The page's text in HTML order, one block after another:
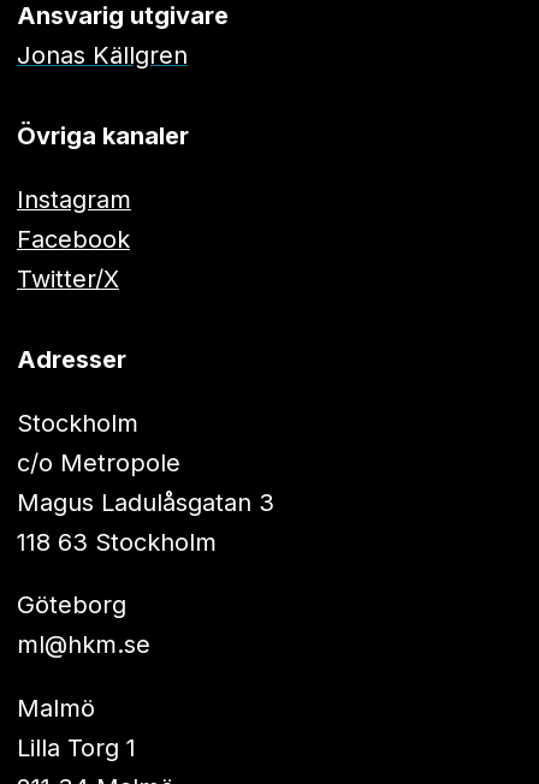
Ansvarig utgivare
Jonas Källgren
Övriga kanaler
Instagram
Facebook
Twitter/X
Adresser
Stockholm
c/o Metropole
Magus Ladulåsgatan 3
118 63 Stockholm
Göteborg
ml@hkm.se
Malmö
Lilla Torg 1